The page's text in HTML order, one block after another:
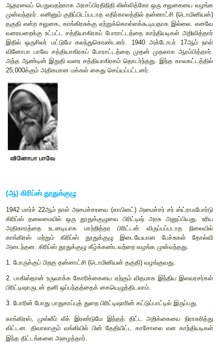
வெள்ளையனே வெளியேறு இயக்கத்துக்கு
நடவடிக்கைகள்
(அ) தனி நபர் சத்தியாகிரகம்
1940ஆகஸ்டு மாதம்
ஆதரவைப் பெறுவதற்காக அரசப்பிரதிநிதி லின்லித்கோ ஒரு
முன்வந்தார். எனினும் குறிப்பிடப்படாத எதிர்காலத்தில்
தகுதி என்ற சலுகை
வரையறைக்கு உட்பட்ட சத்தியாகிரகப் போராட்டத்தை
இதில் ஒருசிலர் மட்டுமே கலந்துகொண்டனர்.
வினோபா பாவே சத்தியாகிரகப் போராட்டத்தை முதன்
(ஆ) கிரிப்ஸ் தூதுக்குழு